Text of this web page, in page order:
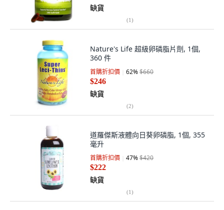
缺貨
(1)
Nature's Life 超級卵磷脂片劑, 1個,
360 件
首購折扣價 62%$660
$246
缺貨
(2)
道羅傑斯液體向日葵卵磷脂, 1個, 355
毫升
首購折扣價 47%$420
$222
缺貨
(1)